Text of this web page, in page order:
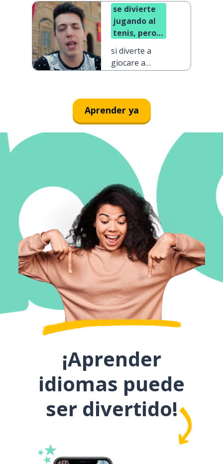
se divierte
jugando al
tenis, pero
más hacer
vela
si diverte a
giocare a
andare in
barca a vela
Aprender ya
¡Aprender
idiomas puede
ser divertido!